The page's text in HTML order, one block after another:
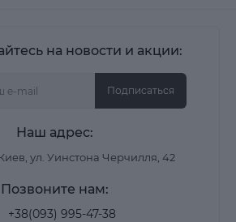
на новости и акции:
Подписаться
Наш адрес:
ул. Уинстона Черчилля, 42
Позвоните нам:
+38(093) 995-47-38